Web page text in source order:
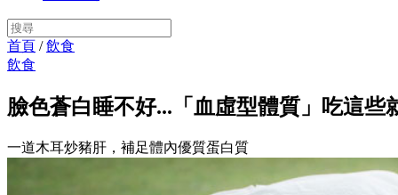
首頁 /飲食
飲食
臉色蒼白睡不好...「血虛型體質」吃這些
一道木耳炒豬肝，補足體內優質蛋白質